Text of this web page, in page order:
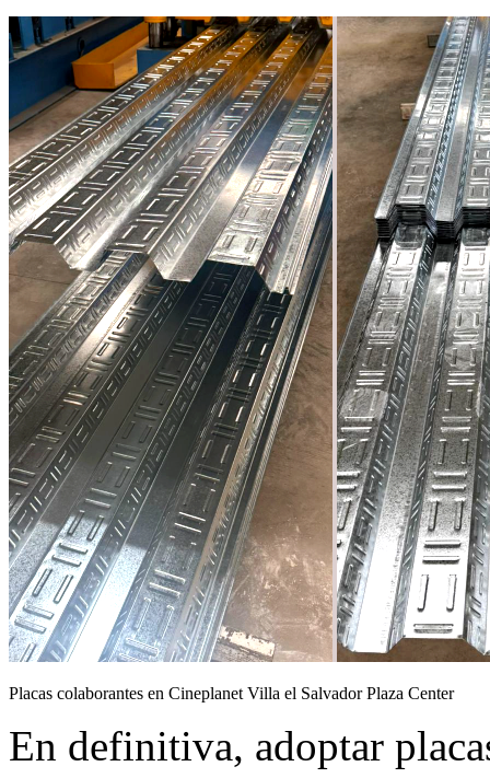
Placas colaborantes en Cineplanet Villa el Salvador Plaza Center
En definitiva, adoptar